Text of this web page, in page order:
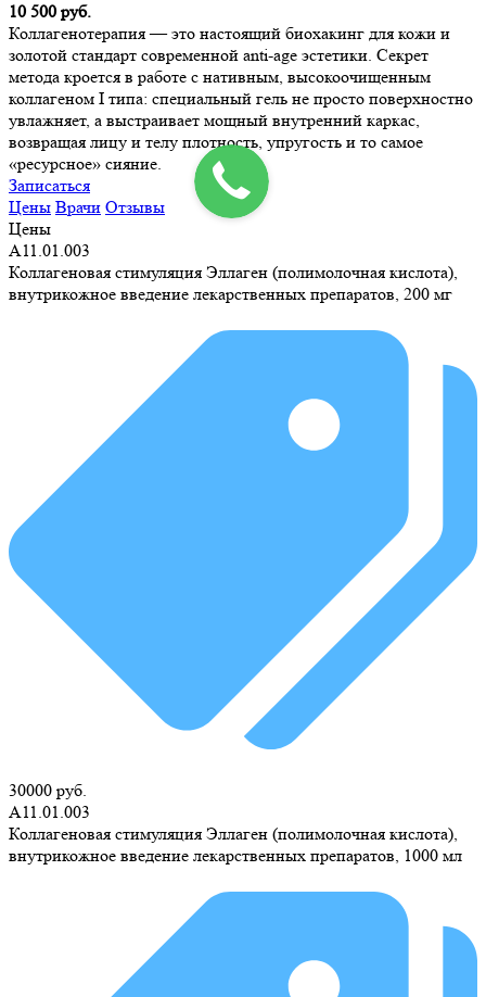
10 500 руб.
Коллагенотерапия — это настоящий биохакинг для кожи и
золотой стандарт современной anti-age эстетики. Секрет
метода кроется в работе с нативным, высокоочищенным
коллагеном I типа: специальный гель не просто поверхностно
увлажняет, а выстраивает мощный внутренний каркас,
возвращая лицу и телу плотность, упругость и то самое
«ресурсное» сияние.
Записаться
Цены Врачи Отзывы
Цены
А11.01.003
Коллагеновая стимуляция Эллаген (полимолочная кислота),
внутрикожное введение лекарственных препаратов, 200 мг
30000 руб.
А11.01.003
Коллагеновая стимуляция Эллаген (полимолочная кислота),
внутрикожное введение лекарственных препаратов, 1000 мл